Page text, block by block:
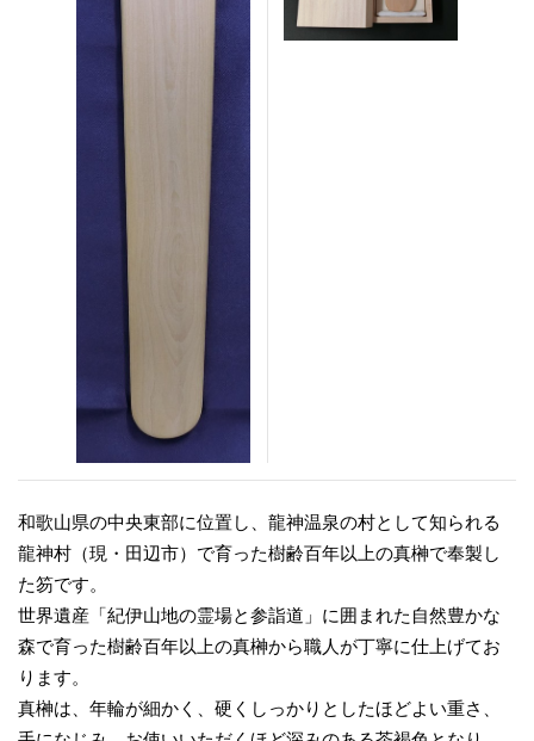
和歌山県の中央東部に位置し、龍神温泉の村として知られる
龍神村（現・田辺市）で育った樹齢百年以上の真榊で奉製し
た笏です。
世界遺産「紀伊山地の霊場と参詣道」に囲まれた自然豊かな
森で育った樹齢百年以上の真榊から職人が丁寧に仕上げてお
ります。
真榊は、年輪が細かく、硬くしっかりとしたほどよい重さ、